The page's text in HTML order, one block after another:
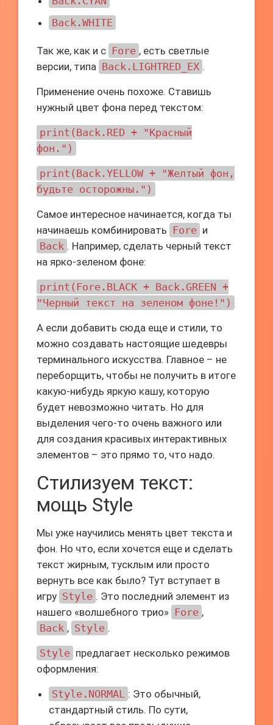
Back.WHITE
Так же, как и с Fore , есть светлые
версии, типа Back.LIGHTRED_EX .
Применение очень похоже. Ставишь
нужный цвет фона перед текстом:
print(Back.RED + "Красный
фон.")
print(Back.YELLOW + "Желтый фон,
будьте осторожны.")
Самое интересное начинается, когда ты
начинаешь комбинировать Fore и
Back . Например, сделать черный текст
на ярко-зеленом фоне:
print(Fore.BLACK + Back.GREEN +
"Черный текст на зеленом фоне!")
А если добавить сюда еще и стили, то
можно создавать настоящие шедевры
терминального искусства. Главное – не
переборщить, чтобы не получить в итоге
какую-нибудь яркую кашу, которую
будет невозможно читать. Но для
выделения чего-то очень важного или
для создания красивых интерактивных
элементов – это прямо то, что надо.
Стилизуем текст:
мощь Style
Мы уже научились менять цвет текста и
фон. Но что, если хочется еще и сделать
текст жирным, тусклым или просто
вернуть все как было? Тут вступает в
игру Style . Это последний элемент из
нашего «волшебного трио» Fore ,
Back , Style .
Style предлагает несколько режимов
оформления:
Style.NORMAL : Это обычный,
стандартный стиль. По сути,